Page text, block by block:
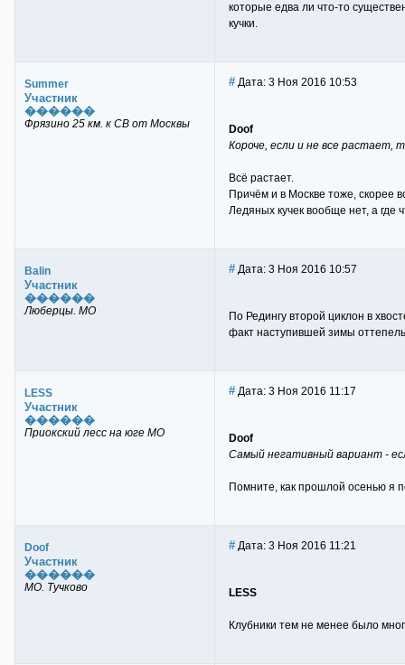
которые едва ли что-то
кучки.
Summer
Участник
������
Фрязино 25 км. к СВ от Москвы
# Дата: 3 Ноя 2016 10:53
Doof
Короче, если и не все растает,
Всё растает.
Причём и в Москве тоже, скорее
Ледяных кучек вообще нет, а где
Balin
Участник
������
Люберцы. МО
# Дата: 3 Ноя 2016 10:57
По Редингу второй циклон в
факт наступившей зимы
LESS
Участник
������
Приокский лесс на юге МО
# Дата: 3 Ноя 2016 11:17
Doof
Самый негативный вариант -
Помните, как прошлой осенью я
Doof
Участник
������
МО. Тучково
# Дата: 3 Ноя 2016 11:21
LESS
Клубники тем не менее было